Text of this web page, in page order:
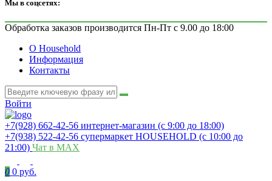
Мы в соцсетях:
Обработка заказов производится Пн-Пт с 9.00 до 18:00
О Household
Информация
Контакты
Войти
+7(928) 662-42-56 интернет-магазин (с 9:00 до 18:00)
+7(938) 522-42-56 супермаркет HOUSEHOLD (с 10:00 до
21:00) Чат в MAX
0 0 руб.